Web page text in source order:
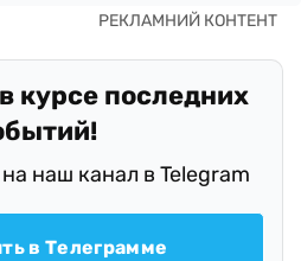
курсе последних
наш канал в Telegram
в Телеграмме